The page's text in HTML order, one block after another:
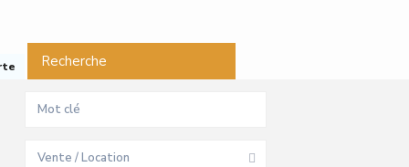
Recherche
Vente / Location